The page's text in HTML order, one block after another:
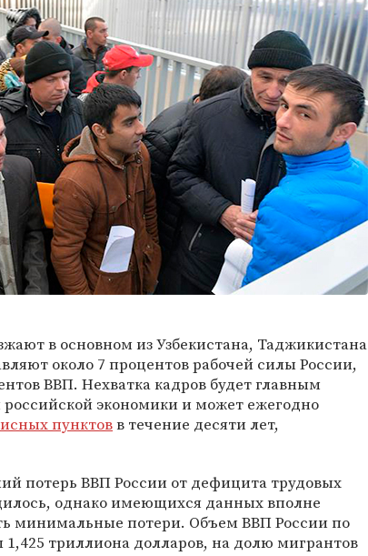
в основном из Узбекистана, Таджикистана
около 7 процентов рабочей силы России,
ВВП. Нехватка кадров будет главным
российской экономики и может ежегодно
пунктовв течение десяти лет,
потерь ВВП России от дефицита трудовых
однако имеющихся данных вполне
минимальные потери. Объем ВВП России по
1,425 триллиона долларов, на долю мигрантов